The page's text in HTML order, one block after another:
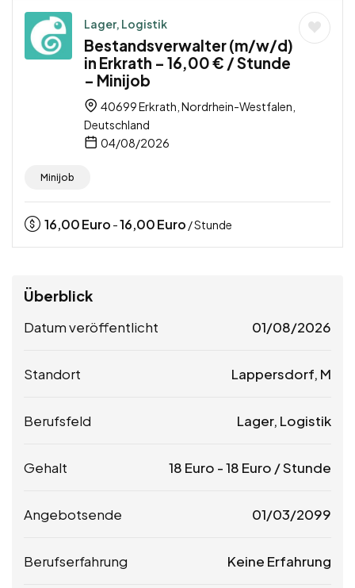
Lager, Logistik
Bestandsverwalter (m/w/d)
in Erkrath – 16,00 € / Stunde
– Minijob
40699 Erkrath, Nordrhein-Westfalen,
Deutschland
04/08/2026
Minijob
16,00Euro -16,00Euro / Stunde
Überblick
Datum veröffentlicht 01/08/2026
Standort Lappersdorf, M
Berufsfeld Lager, Logistik
Gehalt 18 Euro -18 Euro / Stunde
Angebotsende 01/03/2099
Berufserfahrung Keine Erfahrung